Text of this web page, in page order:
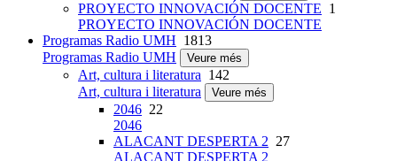
PROYECTO INNOVACIÓN DOCENTE 1
PROYECTO INNOVACIÓN DOCENTE
Programas Radio UMH 1813
Programas Radio UMH
Veure més
Art, cultura i literatura 142
Art, cultura i literatura
Veure més
2046 22
2046
ALACANT DESPERTA 2 27
ALACANT DESPERTA 2